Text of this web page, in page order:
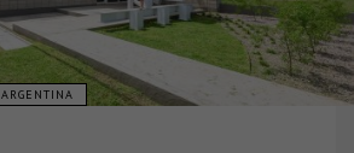
ARGENTINA